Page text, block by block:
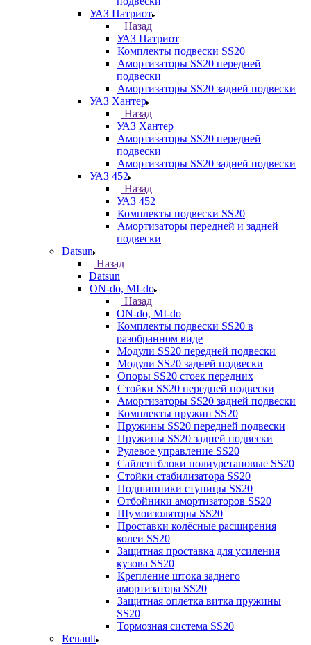
УАЗ Патриот
Назад
УАЗ Патриот
Комплекты подвески SS20
Амортизаторы SS20 передней
подвески
Амортизаторы SS20 задней подвески
УАЗ Хантер
Назад
УАЗ Хантер
Амортизаторы SS20 передней
подвески
Амортизаторы SS20 задней подвески
УАЗ 452
Назад
УАЗ 452
Комплекты подвески SS20
Амортизаторы передней и задней
подвески
Datsun
Назад
Datsun
ON-do, MI-do
Назад
ON-do, MI-do
Комплекты подвески SS20 в
разобранном виде
Модули SS20 передней подвески
Модули SS20 задней подвески
Опоры SS20 стоек передних
Стойки SS20 передней подвески
Амортизаторы SS20 задней подвески
Комплекты пружин SS20
Пружины SS20 передней подвески
Пружины SS20 задней подвески
Рулевое управление SS20
Сайлентблоки полиуретановые SS20
Стойки стабилизатора SS20
Подшипники ступицы SS20
Отбойники амортизаторов SS20
Шумоизоляторы SS20
Проставки колёсные расширения
колеи SS20
Защитная проставка для усиления
кузова SS20
Крепление штока заднего
амортизатора SS20
Защитная оплётка витка пружины
SS20
Тормозная система SS20
Renault